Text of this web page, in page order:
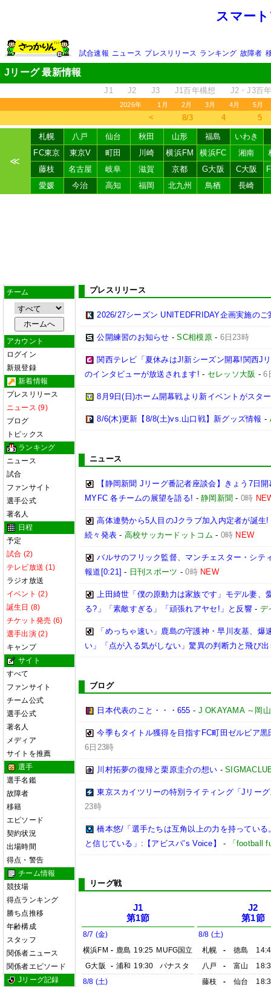
スマー
試合速報 ニュース プレスリリース ランキング 故障者
Jリーグ 最新情報
J1 J2 J3 J1百年構想 J2・J3百
2026年 1月 2月 3月 4月 5月
＜ 8/3 4 5
≪
札幌 八戸 仙台 秋田 山形 福島
いわき
FC東京
東京V 町田 川崎 横浜FM 横浜FC 湘南
藤枝
名古屋 岐阜 滋賀 京都 G大阪 C大阪
愛媛
今治 高知 福岡 北九州 鳥栖 長崎
チーム
アカウント
ログイン
新規登録
新着情報
プレスリリース
ニュース (9)
ブログ
トピックス
ランキング
ニュース
試合
ファンサイト
選手公式
著名人
日程
予定
試合 (2)
テレビ放送 (1)
ラジオ放送
イベント (2)
誕生日 (8)
チケット発売 (6)
選手出演 (2)
キャンプ
サイト
すべて
ファンサイト
チーム公式
選手公式
著名人
メディア
サイトを推薦
選手
選手名鑑
故障者
移籍
エピソード
契約状況
出場時間
得点・警告
チーム情報
競技場
得点ランキング
勝ち点推移
年齢構成
スタッフ
関係者ニュース
関係者エピソード
Jリーグ記録
プレスリリース
2026/27シーズン UNITEDFRIDAY企画実施のご
公開練習のお知らせ -SC相模原- 6日23時
関西テレビ「夏休みはJ!新シーズン開幕!関西J
のインタビューが放送されます! - セレッソ大阪 -6
8月9日(日)ホーム開幕戦より新イベントがスタ
8/6(木)更新【8/8(土)vs.山口戦】新グッズ情報 -
ニュース
【静岡新聞 Jリーグ番記者座談会】きょう7日
MYFC 各チームの展望を語る! -静岡新聞 - 0時
高体連勢から5人目のJクラブ加入内定者が誕
続々発表 - 高校サッカードットコム - 0時 NEW
バルサのフリック監督、マンチェスター・シテ
報道[0:21] - 日刊スポーツ -0時 NEW
上田綺世「僕の原動力は家族です」モデル妻
る?」「素敵すぎる」「頑張れアヤセ!」と反響- デ
「めっちゃ速い」鹿島の守護神・早川友基、
い」「点が入る気がしない」驚異の判断力と飛び
ブログ
日本代表のこと・・・655 - J OKAYAMA ～岡
今季もタイトル獲得を目指すFC町田ゼルビア
6日23時
川村拓夢の復帰と栗原圭介の想い -
東京スカイツリーの特別ライティング「Jリー
23時
橋本悠/「選手たちは互角以上の力を持ってい
と信じている」:【アビスパ’s Voice】
- 「football
リーグ戦
J1
第1節
8/7 (金)
横浜FM - 鹿島 19:25 MUFG国立
G大阪
- 浦和 19:30
パナスタ
8/8 (土)
J2
第1節
8/8 (土)
札幌
- 徳島
八戸
- 富山
藤枝
- 仙台